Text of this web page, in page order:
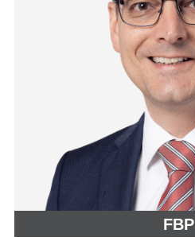
FBP